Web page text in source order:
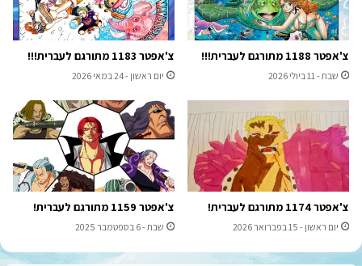
צ'אפטר 1188 מתורגם לעברית!!!
שבת - 11 ביולי 2026
צ'אפטר 1183 מתורגם לעברית!!!
יום ראשון - 24 במאי 2026
צ'אפטר 1174 מתורגם לעברית!
יום ראשון - 15 בפברואר 2026
צ'אפטר 1159 מתורגם לעברית!
שבת - 6 בספטמבר 2025